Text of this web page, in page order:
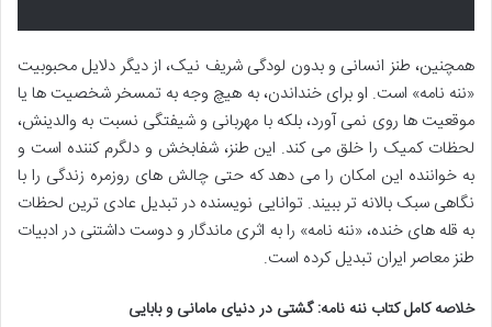
همچنین، طنز انسانی و بدون لودگی شریف نیک، از دیگر دلایل محبوبیت
«ننه نامه» است. او برای خنداندن، به هیچ وجه به تمسخر شخصیت ها یا
موقعیت ها روی نمی آورد، بلکه با مهربانی و شیفتگی نسبت به والدینش،
لحظات کمیک را خلق می کند. این طنز، شفابخش و دلگرم کننده است و
به خواننده این امکان را می دهد که حتی چالش های روزمره زندگی را با
نگاهی سبک بالانه تر ببیند. توانایی نویسنده در تبدیل عادی ترین لحظات
به قله های خنده، «ننه نامه» را به اثری ماندگار و دوست داشتنی در ادبیات
طنز معاصر ایران تبدیل کرده است.
خلاصه کامل کتاب ننه نامه: گشتی در دنیای مامانی و بابایی